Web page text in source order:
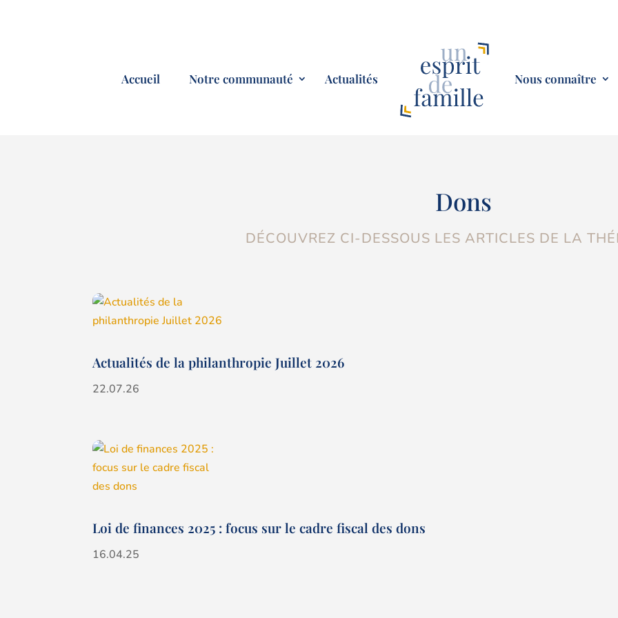
Accueil Notre communauté Actualités Nous connaître
Dons
DÉCOUVREZ CI-DESSOUS LES ARTICLES DE LA
Actualités de la philanthropie Juillet 2026
22.07.26
Loi de finances 2025 : focus sur le cadre fiscal des dons
16.04.25